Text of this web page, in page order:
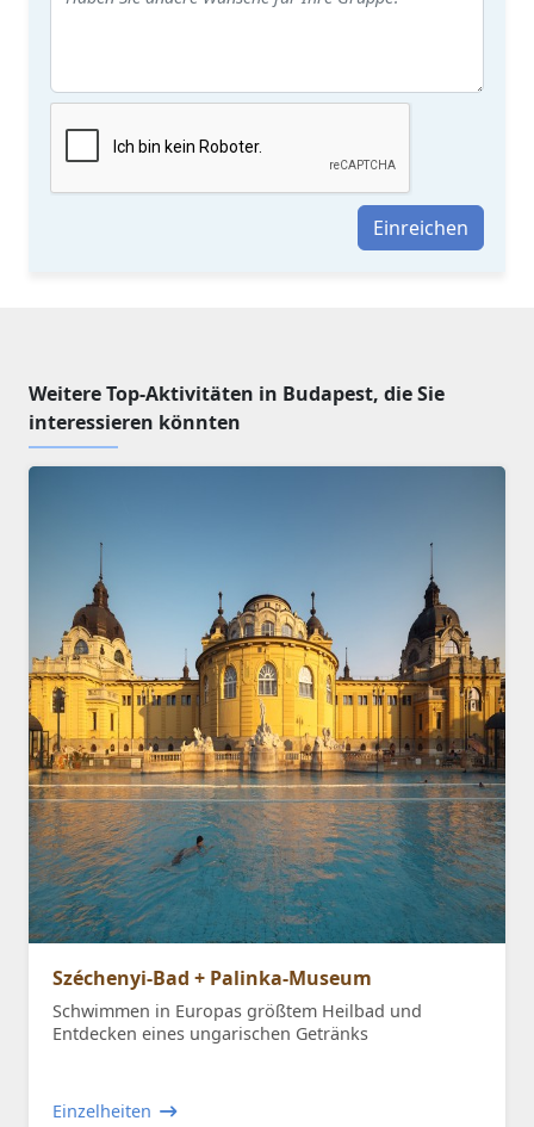
Einreichen
Weitere Top-Aktivitäten in Budapest, die Sie
interessieren könnten
Széchenyi-Bad + Palinka-Museum
Schwimmen in Europas größtem Heilbad und
Entdecken eines ungarischen Getränks
Einzelheiten